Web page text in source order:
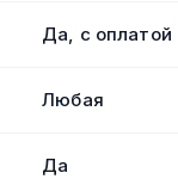
Да, с оплатой
Любая
Да